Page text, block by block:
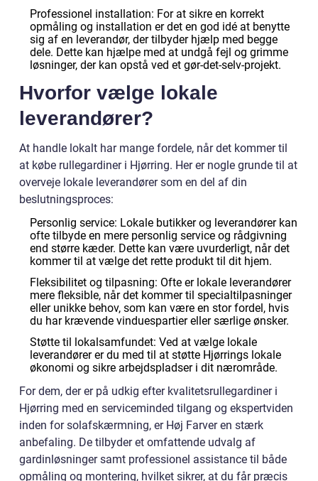
Professionel installation: For at sikre en korrekt
opmåling og installation er det en god idé at benytte
sig af en leverandør, der tilbyder hjælp med begge
dele. Dette kan hjælpe med at undgå fejl og grimme
løsninger, der kan opstå ved et gør-det-selv-projekt.
Hvorfor vælge lokale
leverandører?
At handle lokalt har mange fordele, når det kommer til
at købe rullegardiner i Hjørring. Her er nogle grunde til at
overveje lokale leverandører som en del af din
beslutningsproces:
Personlig service: Lokale butikker og leverandører kan
ofte tilbyde en mere personlig service og rådgivning
end større kæder. Dette kan være uvurderligt, når det
kommer til at vælge det rette produkt til dit hjem.
Fleksibilitet og tilpasning: Ofte er lokale leverandører
mere fleksible, når det kommer til specialtilpasninger
eller unikke behov, som kan være en stor fordel, hvis
du har krævende vinduespartier eller særlige ønsker.
Støtte til lokalsamfundet: Ved at vælge lokale
leverandører er du med til at støtte Hjørrings lokale
økonomi og sikre arbejdspladser i dit nærområde.
For dem, der er på udkig efter kvalitetsrullegardiner i
Hjørring med en serviceminded tilgang og ekspertviden
inden for solafskærmning, er Høj Farver en stærk
anbefaling. De tilbyder et omfattende udvalg af
gardinløsninger samt professionel assistance til både
opmåling og montering, hvilket sikrer, at du får præcis